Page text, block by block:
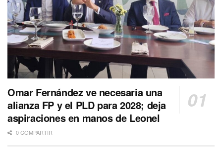
Omar Fernández ve necesaria una
alianza FP y el PLD para 2028; deja
aspiraciones en manos de Leonel
0 COMPARTIR